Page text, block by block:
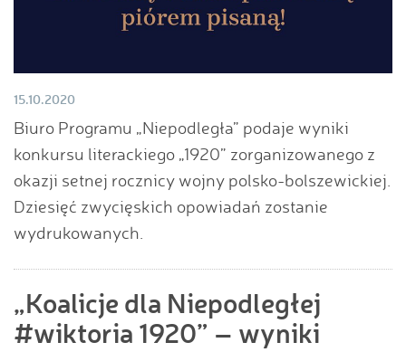
15.10.2020
Biuro Programu „Niepodległa” podaje wyniki
konkursu literackiego „1920” zorganizowanego z
okazji setnej rocznicy wojny polsko-bolszewickiej.
Dziesięć zwycięskich opowiadań zostanie
wydrukowanych.
„Koalicje dla Niepodległej
#wiktoria 1920” – wyniki